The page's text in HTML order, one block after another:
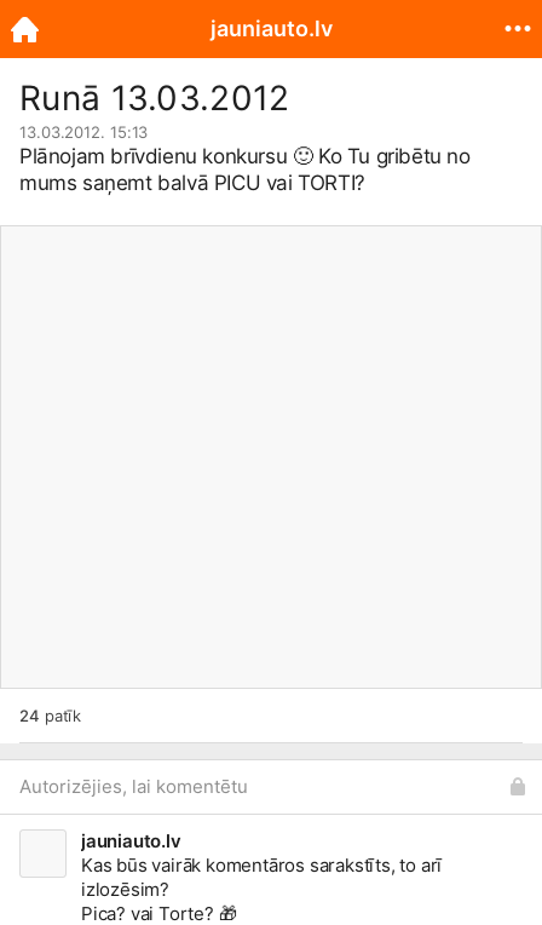
Runā 13.03.2012
13.03.2012. 15:13
Plānojam brīvdienu konkursu 🙂Ko Tu gribētu no
mums saņemt balvā PICU vai TORTI?
24 patīk
Autorizējies, lai komentētu
jauniauto.lv
Kas būs vairāk komentāros sarakstīts, to arī
izlozēsim?
Pica? vai Torte? 🎁
jauniauto.lv